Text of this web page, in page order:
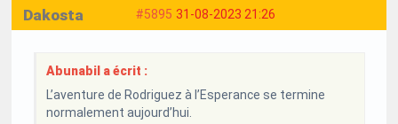
#5895 31-08-2023 21:26
Dakosta
Abunabil a écrit :
L’aventure de Rodriguez à l’Esperance se termine
normalement aujourd’hui.